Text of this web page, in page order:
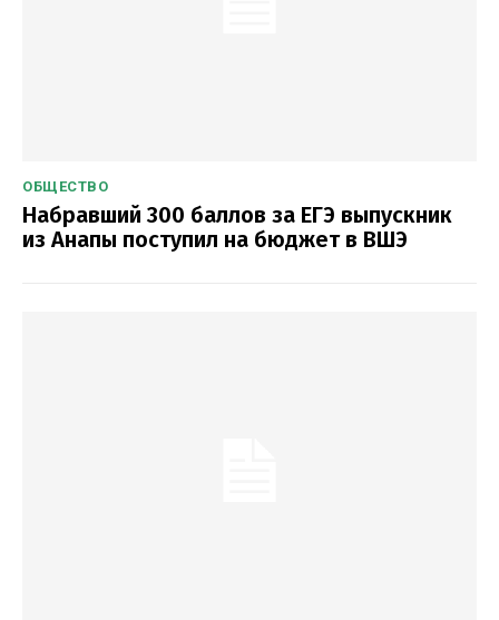
ОБЩЕСТВО
Набравший 300 баллов за ЕГЭ выпускник
из Анапы поступил на бюджет в ВШЭ